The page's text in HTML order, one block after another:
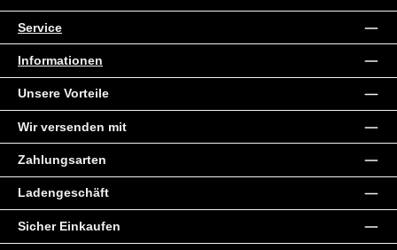
Service
Informationen
Unsere Vorteile
Wir versenden mit
Zahlungsarten
Ladengeschäft
Sicher Einkaufen